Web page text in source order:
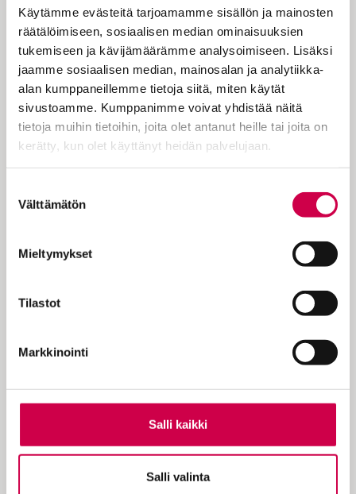
Käytämme evästeitä tarjoamamme sisällön ja mainosten
räätälöimiseen, sosiaalisen median ominaisuuksien
tukemiseen ja kävijämäärämme analysoimiseen. Lisäksi
jaamme sosiaalisen median, mainosalan ja analytiikka-
alan kumppaneillemme tietoja siitä, miten käytät
sivustoamme. Kumppanimme voivat yhdistää näitä
tietoja muihin tietoihin, joita olet antanut heille tai joita on
kerätty, kun olet käyttänyt heidän palvelujaan.
valinta
Välttämätön
Mieltymykset
Tilastot
Markkinointi
Salli kaikki
Salli valinta
SANA AVAUTUU | 01.03.2023
Vertaus koskettaa | Jumala tulee lähemmäs